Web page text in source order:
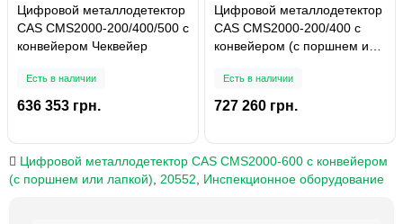
Цифровой металлодетектор
CAS CMS2000-200/400/500 с
конвейером Чеквейер
Есть в наличии
636 353 грн.
Цифровой металлодетектор
CAS CMS2000-200/400 с
конвейером (с поршнем или
Есть в наличии
727 260 грн.
Цифровой металлодетектор CAS CMS2000-600 с конвейером
(с поршнем или лапкой), 20552, Инспекционное оборудование